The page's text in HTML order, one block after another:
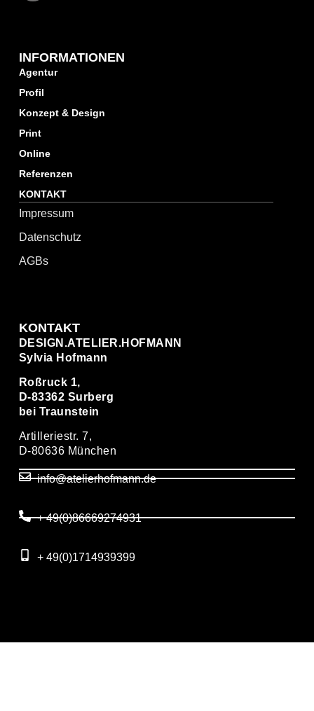
INFORMATIONEN
Agentur
Profil
Konzept & Design
Print
Online
Referenzen
KONTAKT
Impressum
Datenschutz
AGBs
KONTAKT
DESIGN.ATELIER.HOFMANN
Sylvia Hofmann
Roßruck 1,
D-83362 Surberg
bei Traunstein
Artilleriestr. 7,
D-80636 München
info@atelierhofmann.de
+ 49(0)86669274931
+ 49(0)1714939399